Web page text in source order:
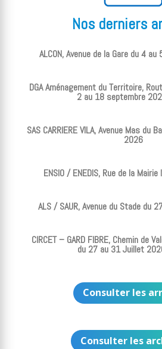
Nos derniers
ALCON, Avenue de la Gare du 4
DGA Aménagement du Territoire,
2 au 18 septembre
SAS CARRIERE VILA, Avenue Mas du
2026
ENSIO / ENEDIS, Rue de la
ALS / SAUR, Avenue du Stade du
CIRCET – GARD FIBRE, Chemin de
du 27 au 31 Juillet
Consulter les
Consulter les